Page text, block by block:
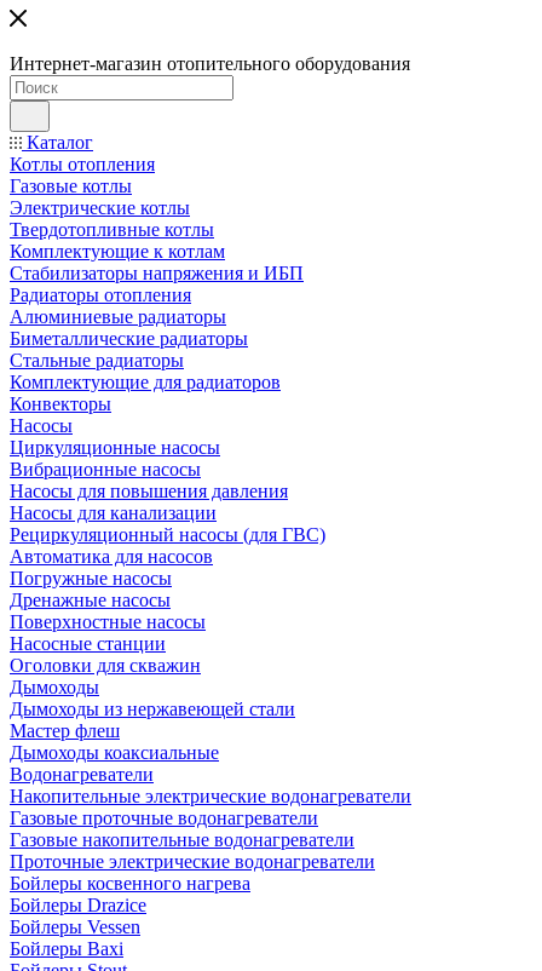
Интернет-магазин отопительного оборудования
Каталог
Котлы отопления
Газовые котлы
Электрические котлы
Твердотопливные котлы
Комплектующие к котлам
Стабилизаторы напряжения и ИБП
Радиаторы отопления
Алюминиевые радиаторы
Биметаллические радиаторы
Стальные радиаторы
Комплектующие для радиаторов
Конвекторы
Насосы
Циркуляционные насосы
Вибрационные насосы
Насосы для повышения давления
Насосы для канализации
Рециркуляционный насосы (для ГВС)
Автоматика для насосов
Погружные насосы
Дренажные насосы
Поверхностные насосы
Насосные станции
Оголовки для скважин
Дымоходы
Дымоходы из нержавеющей стали
Мастер флеш
Дымоходы коаксиальные
Водонагреватели
Накопительные электрические водонагреватели
Газовые проточные водонагреватели
Газовые накопительные водонагреватели
Проточные электрические водонагреватели
Бойлеры косвенного нагрева
Бойлеры Drazice
Бойлеры Vessen
Бойлеры Baxi